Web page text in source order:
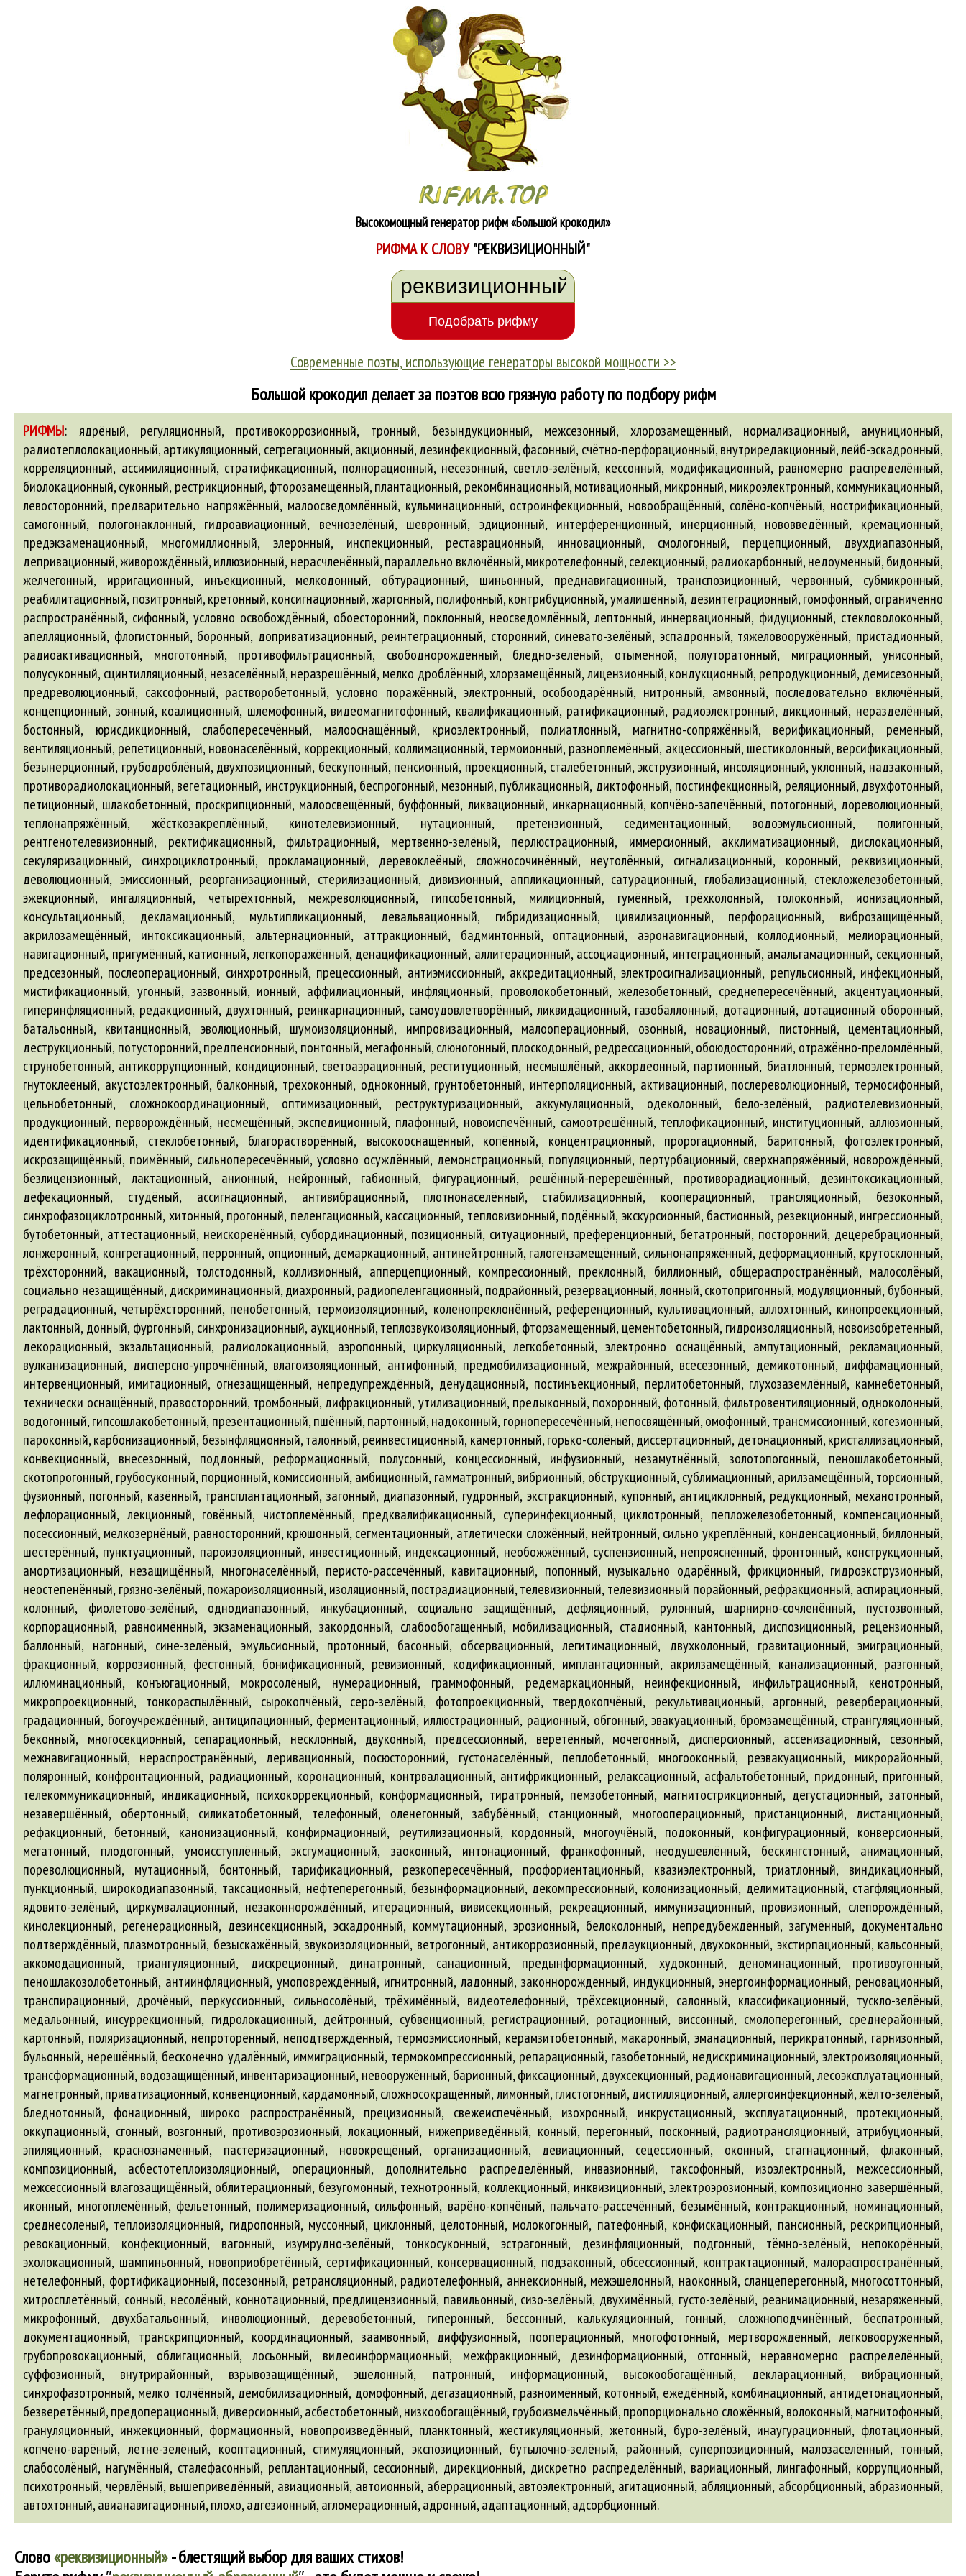
Высокомощный генератор рифм«Большой крокодил»
РИФМА К СЛОВУ"РЕКВИЗИЦИОННЫЙ"
Современные поэты, использующие генераторы высокой мощности >>
Большой крокодил делает за поэтов всю грязную работу по подбору рифм
РИФМЫ: ядрёный, регуляционный, противокоррозионный, тронный, безындукционный, межсезонный, хлорозамещённый, нормализационный, амуниционный, радиотеплолокационный, артикуляционный, сегрегационный, акционный, дезинфекционный, фасонный, счётно-перфорационный, внутриредакционный, лейб-эскадронный, корреляционный, ассимиляционный, стратификационный, полнорационный, несезонный, светло-зелёный, кессонный, модификационный, равномерно распределённый, биолокационный, суконный, рестрикционный, фторозамещённый, плантационный, рекомбинационный, мотивационный, микронный, микроэлектронный, коммуникационный, левосторонний, предварительно напряжённый, малоосведомлённый, кульминационный, остроинфекционный, новообращённый, солёно-копчёный, нострификационный, самогонный, пологонаклонный, гидроавиационный, вечнозелёный, шевронный, эдиционный, интерференционный, инерционный, нововведённый, кремационный, предэкзаменационный, многомиллионный, элеронный, инспекционный, реставрационный, инновационный, смологонный, перцепционный, двухдиапазонный, депривационный, живорождённый, иллюзионный, нерасчленённый, параллельно включённый, микротелефонный, селекционный, радиокарбонный, недоуменный, бидонный, желчегонный, ирригационный, инъекционный, мелкодонный, обтурационный, шиньонный, преднавигационный, транспозиционный, червонный, субмикронный, реабилитационный, позитронный, кретонный, консигнационный, жаргонный, полифонный, контрибуционный, умалишённый, дезинтеграционный, гомофонный, ограниченно распространённый, сифонный, условно освобождённый, обоесторонний, поклонный, неосведомлённый, лептонный, иннервационный, фидуционный, стекловолоконный, апелляционный, флогистонный, боронный, доприватизационный, реинтеграционный, сторонний, синевато-зелёный, эспадронный, тяжеловооружённый, пристадионный, радиоактивационный, многотонный, противофильтрационный, свободнорождённый, бледно-зелёный, отыменной, полуторатонный, миграционный, унисонный, полусуконный, сцинтилляционный, незаселённый, неразрешённый, мелко дроблённый, хлорзамещённый, лицензионный, кондукционный, репродукционный, демисезонный, предреволюционный, саксофонный, растворобетонный, условно поражённый, электронный, особоодарённый, нитронный, амвонный, последовательно включённый, концепционный, зонный, коалиционный, шлемофонный, видеомагнитофонный, квалификационный, ратификационный, радиоэлектронный, дикционный, неразделённый, бостонный, юрисдикционный, слабопересечённый, малооснащённый, криоэлектронный, полиатлонный, магнитно-сопряжённый, верификационный, ременный, вентиляционный, репетиционный, новонаселённый, коррекционный, коллимационный, термоионный, разноплемённый, акцессионный, шестиколонный, версификационный, безынерционный, грубодроблёный, двухпозиционный, бескупонный, пенсионный, проекционный, сталебетонный, экструзионный, инсоляционный, уклонный, надзаконный, противорадиолокационный, вегетационный, инструкционный, беспрогонный, мезонный, публикационный, диктофонный, постинфекционный, реляционный, двухфотонный, петиционный, шлакобетонный, проскрипционный, малоосвещённый, буффонный, ликвационный, инкарнационный, копчёно-запечённый, потогонный, дореволюционный, теплонапряжённый, жёсткозакреплённый, кинотелевизионный, нутационный, претензионный, седиментационный, водоэмульсионный, полигонный, рентгенотелевизионный, ректификационный, фильтрационный, мертвенно-зелёный, перлюстрационный, иммерсионный, акклиматизационный, дислокационный, секуляризационный, синхроциклотронный, прокламационный, деревоклеёный, сложносочинённый, неутолённый, сигнализационный, коронный, реквизиционный, деволюционный, эмиссионный, реорганизационный, стерилизационный, дивизионный, аппликационный, сатурационный, глобализационный, стекложелезобетонный, эжекционный, ингаляционный, четырёхтонный, межреволюционный, гипсобетонный, милиционный, гумённый, трёхколонный, толоконный, ионизационный, консультационный, декламационный, мультипликационный, девальвационный, гибридизационный, цивилизационный, перфорационный, виброзащищённый, акрилозамещённый, интоксикационный, альтернационный, аттракционный, бадминтонный, оптационный, аэронавигационный, коллодионный, мелиорационный, навигационный, пригумённый, катионный, легкопоражённый, денацификационный, аллитерационный, ассоциационный, интеграционный, амальгамационный, секционный, предсезонный, послеоперационный, синхротронный, прецессионный, антиэмиссионный, аккредитационный, электросигнализационный, репульсионный, инфекционный, мистификационный, угонный, зазвонный, ионный, аффилиационный, инфляционный, проволокобетонный, железобетонный, среднепересечённый, акцентуационный, гиперинфляционный, редакционный, двухтонный, реинкарнационный, самоудовлетворённый, ликвидационный, газобаллонный, дотационный, дотационный оборонный, батальонный, квитанционный, эволюционный, шумоизоляционный, импровизационный, малооперационный, озонный, новационный, пистонный, цементационный, деструкционный, потусторонний, предпенсионный, понтонный, мегафонный, слюногонный, плоскодонный, редрессационный, обоюдосторонний, отражённо-преломлённый, струнобетонный, антикоррупционный, кондиционный, светоаэрационный, реституционный, несмышлёный, аккордеонный, партионный, биатлонный, термоэлектронный, гнутоклеёный, акустоэлектронный, балконный, трёхоконный, одноконный, грунтобетонный, интерполяционный, активационный, послереволюционный, термосифонный, цельнобетонный, сложнокоординационный, оптимизационный, реструктуризационный, аккумуляционный, одеколонный, бело-зелёный, радиотелевизионный, продукционный, перворождённый, несмещённый, экспедиционный, плафонный, новоиспечённый, самоотрешённый, теплофикационный, институционный, аллюзионный, идентификационный, стеклобетонный, благорастворённый, высокооснащённый, копённый, концентрационный, пророгационный, баритонный, фотоэлектронный, искрозащищённый, поимённый, сильнопересечённый, условно осуждённый, демонстрационный, популяционный, пертурбационный, сверхнапряжённый, новорождённый, безлицензионный, лактационный, анионный, нейронный, габионный, фигурационный, решённый-перерешённый, противорадиационный, дезинтоксикационный, дефекационный, студёный, ассигнационный, антивибрационный, плотнонаселённый, стабилизационный, кооперационный, трансляционный, безоконный, синхрофазоциклотронный, хитонный, прогонный, пеленгационный, кассационный, тепловизионный, подённый, экскурсионный, бастионный, резекционный, ингрессионный, бутобетонный, аттестационный, неискоренённый, субординационный, позиционный, ситуационный, преференционный, бетатронный, посторонний, децеребрационный, лонжеронный, конгрегационный, перронный, опционный, демаркационный, антинейтронный, галогензамещённый, сильнонапряжённый, деформационный, крутосклонный, трёхсторонний, вакационный, толстодонный, коллизионный, апперцепционный, компрессионный, преклонный, биллионный, общераспространённый, малосолёный, социально незащищённый, дискриминационный, диахронный, радиопеленгационный, подрайонный, резервационный, лонный, скотопригонный, модуляционный, бубонный, реградационный, четырёхсторонний, пенобетонный, термоизоляционный, коленопреклонённый, референционный, культивационный, аллохтонный, кинопроекционный, лактонный, донный, фургонный, синхронизационный, аукционный, теплозвукоизоляционный, фторзамещённый, цементобетонный, гидроизоляционный, новоизобретённый, декорационный, экзальтационный, радиолокационный, аэропонный, циркуляционный, легкобетонный, электронно оснащённый, ампутационный, рекламационный, вулканизационный, дисперсно-упрочнённый, влагоизоляционный, антифонный, предмобилизационный, межрайонный, всесезонный, демикотонный, диффамационный, интервенционный, имитационный, огнезащищённый, непредупреждённый, денудационный, постинъекционный, перлитобетонный, глухозаземлённый, камнебетонный, технически оснащённый, правосторонний, тромбонный, дифракционный, утилизационный, предыконный, похоронный, фотонный, фильтровентиляционный, одноколонный, водогонный, гипсошлакобетонный, презентационный, пшённый, партонный, надоконный, горнопересечённый, непосвящённый, омофонный, трансмиссионный, когезионный, пароконный, карбонизационный, безынфляционный, талонный, реинвестиционный, камертонный, горько-солёный, диссертационный, детонационный, кристаллизационный, конвекционный, внесезонный, поддонный, реформационный, полусонный, концессионный, инфузионный, незамутнённый, золотопогонный, пеношлакобетонный, скотопрогонный, грубосуконный, порционный, комиссионный, амбиционный, гамматронный, вибрионный, обструкционный, сублимационный, арилзамещённый, торсионный, фузионный, погонный, казённый, трансплантационный, загонный, диапазонный, гудронный, экстракционный, купонный, антициклонный, редукционный, механотронный, дефлорационный, лекционный, говённый, чистоплемённый, предквалификационный, суперинфекционный, циклотронный, пепложелезобетонный, компенсационный, посессионный, мелкозернёный, равносторонний, крюшонный, сегментационный, атлетически сложённый, нейтронный, сильно укреплённый, конденсационный, биллонный, шестерённый, пунктуационный, пароизоляционный, инвестиционный, индексационный, необожжённый, суспензионный, непрояснённый, фронтонный, конструкционный, амортизационный, незащищённый, многонаселённый, перисто-рассечённый, кавитационный, попонный, музыкально одарённый, фрикционный, гидроэкструзионный, неостепенённый, грязно-зелёный, пожароизоляционный, изоляционный, пострадиационный, телевизионный, телевизионный порайонный, рефракционный, аспирационный, колонный, фиолетово-зелёный, однодиапазонный, инкубационный, социально защищённый, дефляционный, рулонный, шарнирно-сочленённый, пустозвонный, корпорационный, равноимённый, экзаменационный, закордонный, слабообогащённый, мобилизационный, стадионный, кантонный, диспозиционный, рецензионный, баллонный, нагонный, сине-зелёный, эмульсионный, протонный, басонный, обсервационный, легитимационный, двухколонный, гравитационный, эмиграционный, фракционный, коррозионный, фестонный, бонификационный, ревизионный, кодификационный, имплантационный, акрилзамещённый, канализационный, разгонный, ил
авиационный, автоионный, аберрационный,автоэлектронный, агитационный, абляционный, абсорбционный, абразионный,
автохтонный,авианавигационный, плохо,адгезионный,агломерационный,адронный,адаптационный,адсорбционный.
Слово«реквизиционный»- блестящий выбор для ваших стихов!